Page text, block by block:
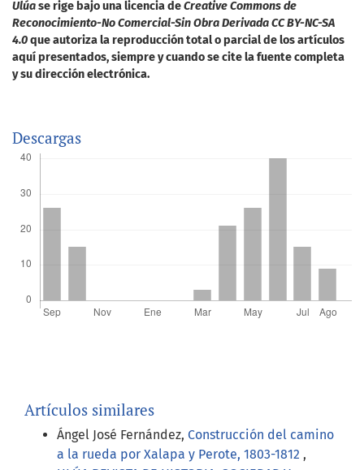
Ulúase rige bajo una licencia deCreative Commons de
Reconocimiento-No Comercial-Sin Obra Derivada CC BY-NC-SA
4.0que autoriza la reproducción total o parcial de los artículos
aquí presentados, siempre y cuando se cite la fuente completa
y su dirección electrónica.
Descargas
Artículos similares
Ángel José Fernández, Construcción del camino
a la rueda por Xalapa y Perote, 1803-1812 ,